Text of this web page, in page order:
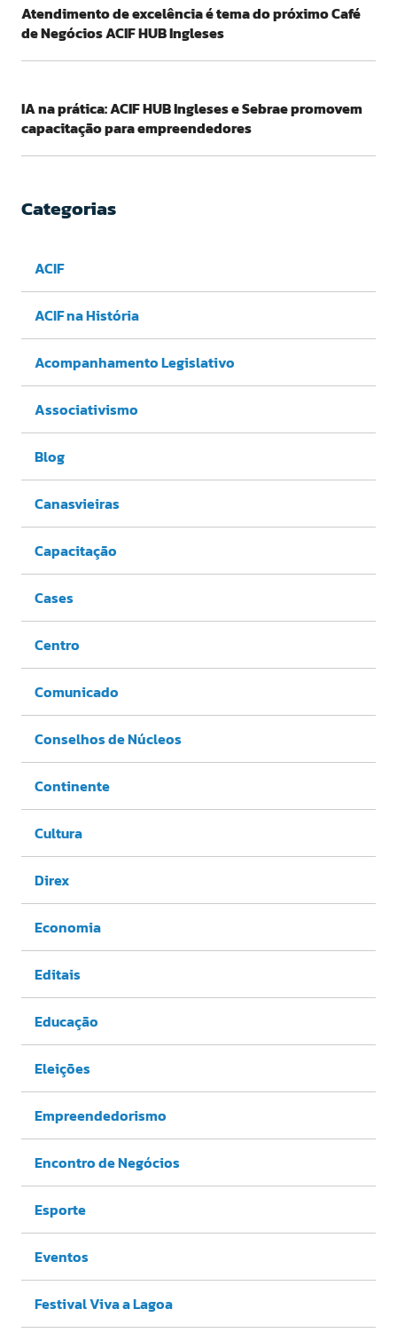
Atendimento de excelência é tema do próximo Café
de Negócios ACIF HUB Ingleses
IA na prática: ACIF HUB Ingleses e Sebrae promovem
capacitação para empreendedores
Categorias
ACIF
ACIF na História
Acompanhamento Legislativo
Associativismo
Blog
Canasvieiras
Capacitação
Cases
Centro
Comunicado
Conselhos de Núcleos
Continente
Cultura
Direx
Economia
Editais
Educação
Eleições
Empreendedorismo
Encontro de Negócios
Esporte
Eventos
Festival Viva a Lagoa